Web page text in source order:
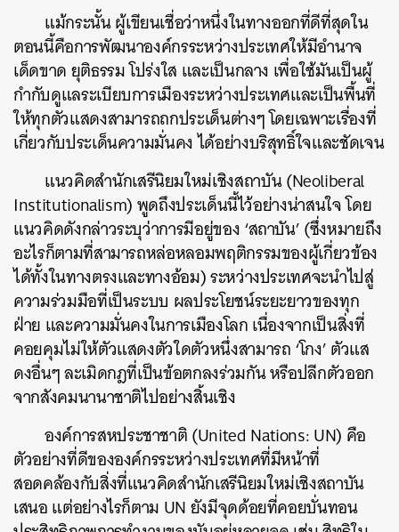
แม้กระนั้น ผู้เขียนเชื่อว่าหนึ่งในทางออกที่ดีที่สุดใน
ตอนนี้คือการพัฒนาองค์กรระหว่างประเทศให้มีอำนาจ
เด็ดขาด ยุติธรรม โปร่งใส และเป็นกลาง เพื่อใช้มันเป็นผู้
กำกับดูแลระเบียบการเมืองระหว่างประเทศและเป็นพื้นที่
ให้ทุกตัวแสดงสามารถถกประเด็นต่างๆ โดยเฉพาะเรื่องที่
เกี่ยวกับประเด็นความมั่นคง ได้อย่างบริสุทธิ์ใจและชัดเจน
แนวคิดสำนักเสรีนิยมใหม่เชิงสถาบัน (Neoliberal
Institutionalism) พูดถึงประเด็นนี้ไว้อย่างน่าสนใจ โดย
แนวคิดดังกล่าวระบุว่าการมีอยู่ของ ‘สถาบัน’ (ซึ่งหมายถึง
อะไรก็ตามที่สามารถหล่อหลอมพฤติกรรมของผู้เกี่ยวข้อง
ได้ทั้งในทางตรงและทางอ้อม) ระหว่างประเทศจะนำไปสู่
ความร่วมมือที่เป็นระบบ ผลประโยชน์ระยะยาวของทุก
ฝ่าย และความมั่นคงในการเมืองโลก เนื่องจากเป็นสิ่งที่
คอยคุมไม่ให้ตัวแสดงตัวใดตัวหนึ่งสามารถ ‘โกง’ ตัวแส
ดงอื่นๆ ละเมิดกฎที่เป็นข้อตกลงร่วมกัน หรือปลีกตัวออก
จากสังคมนานาชาติไปอย่างสิ้นเชิง
องค์การสหประชาชาติ (United Nations: UN) คือ
ตัวอย่างที่ดีขององค์กรระหว่างประเทศที่มีหน้าที่
สอดคล้องกับสิ่งที่แนวคิดสำนักเสรีนิยมใหม่เชิงสถาบัน
เสนอ แต่อย่างไรก็ตาม UN ยังมีจุดด้อยที่คอยบั่นทอน